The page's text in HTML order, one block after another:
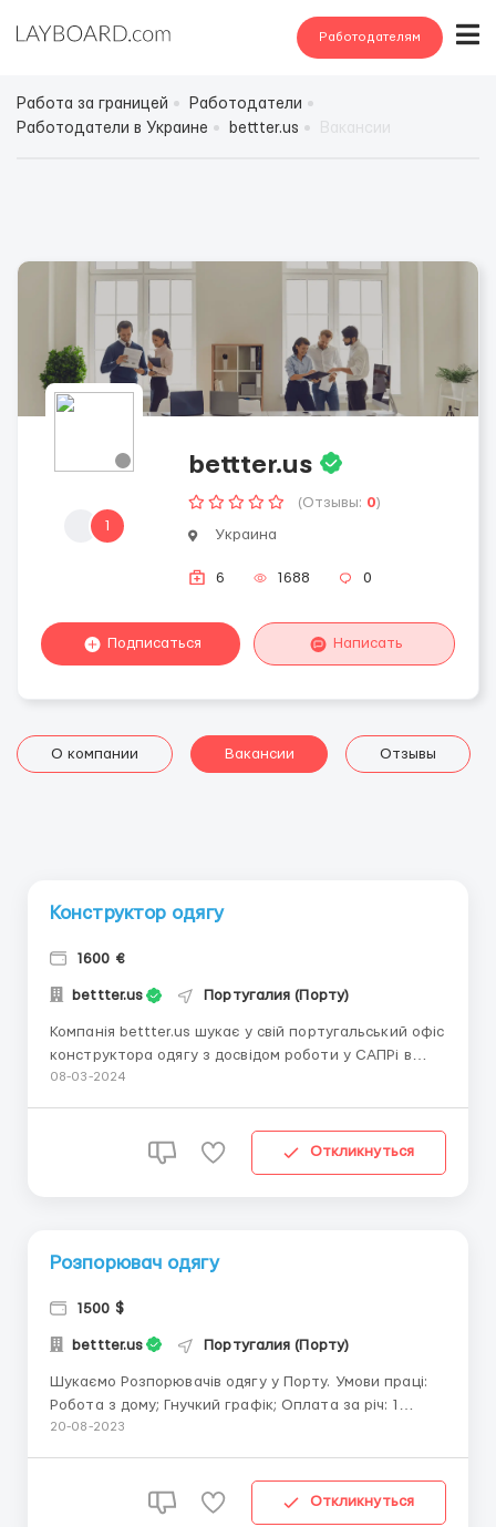
Работодателям
Работа за границей
Работодатели
Работодатели в Украине
bettter.us
1
bettter.us
(Отзывы: 0)
Украина
6 1688 0
Подписаться Написать
О компании Вакансии Отзывы
Конструктор одягу
1600 €
bettter.us Португалия (Порту)
Компанія bettter.us шукає у свій португальський офіс
конструктора одягу з досвідом роботи у САПРі в
м.Порто. 📌 Переваги працювати з нами: 1.
Відсутність бюрократії, легкість у комунікаціях,...
08-03-2024
Откликнуться
Розпорювач одягу
1500 $
bettter.us Португалия (Порту)
Шукаємо Розпорювачів одягу у Порту. Умови праці:
Робота з дому; Гнучкий графік; Оплата за річ: 1
піджак - 7 євро, 1 штани - 5 євро Вимоги: досвід у
20-08-2023
Откликнуться